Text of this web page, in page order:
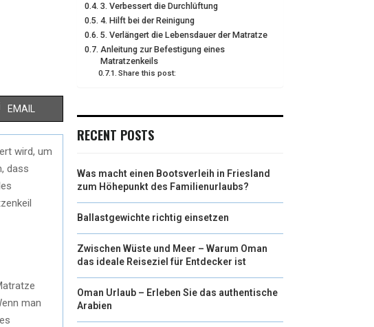
EMAIL
wird, um
dass
man
3. Verbessert die Durchlüftung
4. Hilft bei der Reinigung
5. Verlängert die Lebensdauer der Matratze
Anleitung zur Befestigung eines
Matratzenkeils
Share this post:
RECENT POSTS
Was macht einen Bootsverleih in Friesland
zum Höhepunkt des Familienurlaubs?
Ballastgewichte richtig einsetzen
Zwischen Wüste und Meer – Warum Oman
das ideale Reiseziel für Entdecker ist
Oman Urlaub – Erleben Sie das authentische
Arabien